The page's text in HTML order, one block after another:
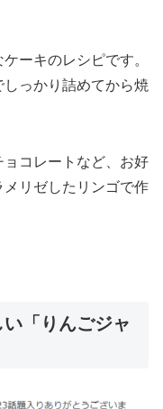
ーキのレシピです。
っかり詰めてから焼
コレートなど、お好
リゼしたリンゴで作
「りんごジャ